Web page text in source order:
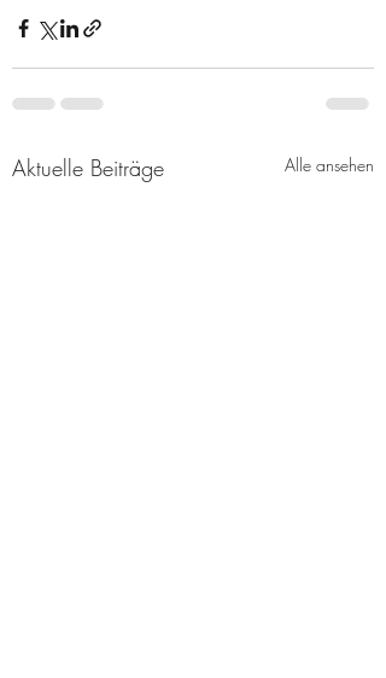
Aktuelle Beiträge Alle ansehen